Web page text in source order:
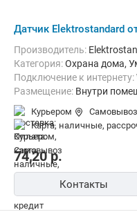
Датчик Elektrostandard
Производитель:
Категория:Охрана дома,
Подключение к интернету:
Размещение: Внутри
Курьером
Самовывоз
карта, наличные,
74,20р.
Контакты